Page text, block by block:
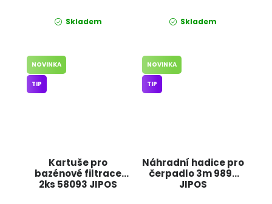
Skladem Skladem
Kartuše pro
bazénové filtrace
2ks 58093 JIPOS
NOVINKA
TIP
Náhradní hadice pro
čerpadlo 3m 9899
JIPOS
NOVINKA
TIP